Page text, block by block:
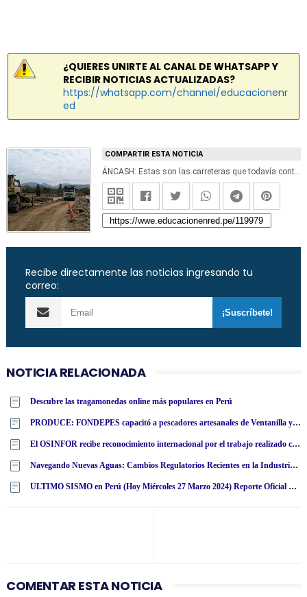
¿QUIERES UNIRTE AL CANAL DE WHATSAPP Y
RECIBIR NOTICIAS ACTUALIZADAS?
https://whatsapp.com/channel/educacionenr
ed
COMPARTIR ESTA NOTICIA
ÁNCASH: Estas son las carreteras que todavía continúan restringidas (Abril 2017) COEN
Recibe directamente las noticias ingresando tu
correo:
NOTICIA RELACIONADA
Descubre las tragamonedas online más populares en Perú
PRODUCE: FONDEPES capacitó a pescadores artesanales de Ventanilla y Chancay en reparación de redes de pesca y manipulación de recursos pesqueros
El OSINFOR recibe reconocimiento internacional por el trabajo realizado con la Mochila Forestal en Colombia
Navegando Nuevas Aguas: Cambios Regulatorios Recientes en la Industria de Casinos en Perú
ÚLTIMO SISMO en Perú (Hoy Miércoles 27 Marzo 2024) Reporte Oficial Epicentro IGP
COMENTAR ESTA NOTICIA